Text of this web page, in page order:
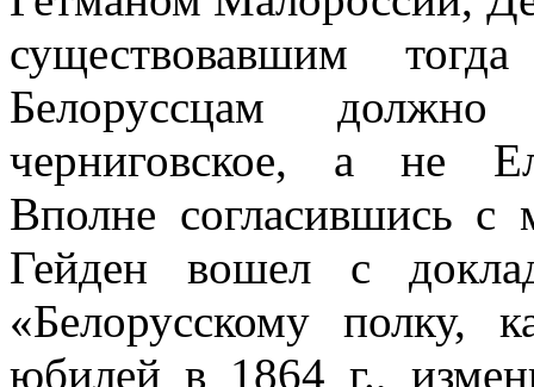
су­ществовавшим
Белоруссцам
черниговское, а не
Вполне согласившись с
Гейден вошел с
«Белорусскому полку,
юбилей в 1864 г.,